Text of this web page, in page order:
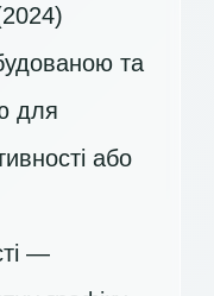
та
для
або
—